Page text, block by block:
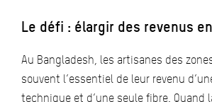
Le défi : élargir des revenus
Au Bangladesh, les artisanes des
souvent l’essentiel de leur revenu
technique et d’une seule fibre. Quand